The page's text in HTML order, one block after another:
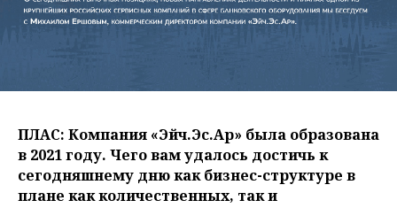
ПЛАС: Компания «Эйч.Эс.Ар» была образована
в 2021 году. Чего вам удалось достичь к
сегодняшнему дню как бизнес-структуре в
плане как количественных, так и